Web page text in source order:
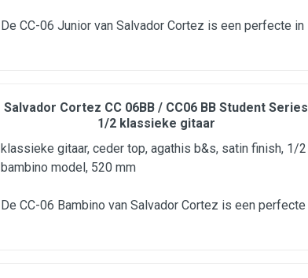
De CC-06 Junior van Salvador Cortez is een perfecte in
Salvador Cortez CC 06BB / CC06 BB Student Series
1/2 klassieke gitaar
klassieke gitaar, ceder top, agathis b&s, satin finish, 1/2
bambino model, 520 mm
De CC-06 Bambino van Salvador Cortez is een perfecte